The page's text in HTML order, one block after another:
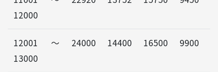
12000
12001～
13000
24000 14400 16500 9900